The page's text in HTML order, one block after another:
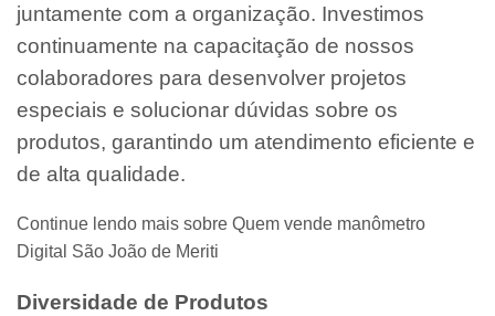
juntamente com a organização. Investimos
continuamente na capacitação de nossos
colaboradores para desenvolver projetos
especiais e solucionar dúvidas sobre os
produtos, garantindo um atendimento eficiente e
de alta qualidade.
Continue lendo mais sobre Quem vende manômetro
Digital São João de Meriti
Diversidade de Produtos